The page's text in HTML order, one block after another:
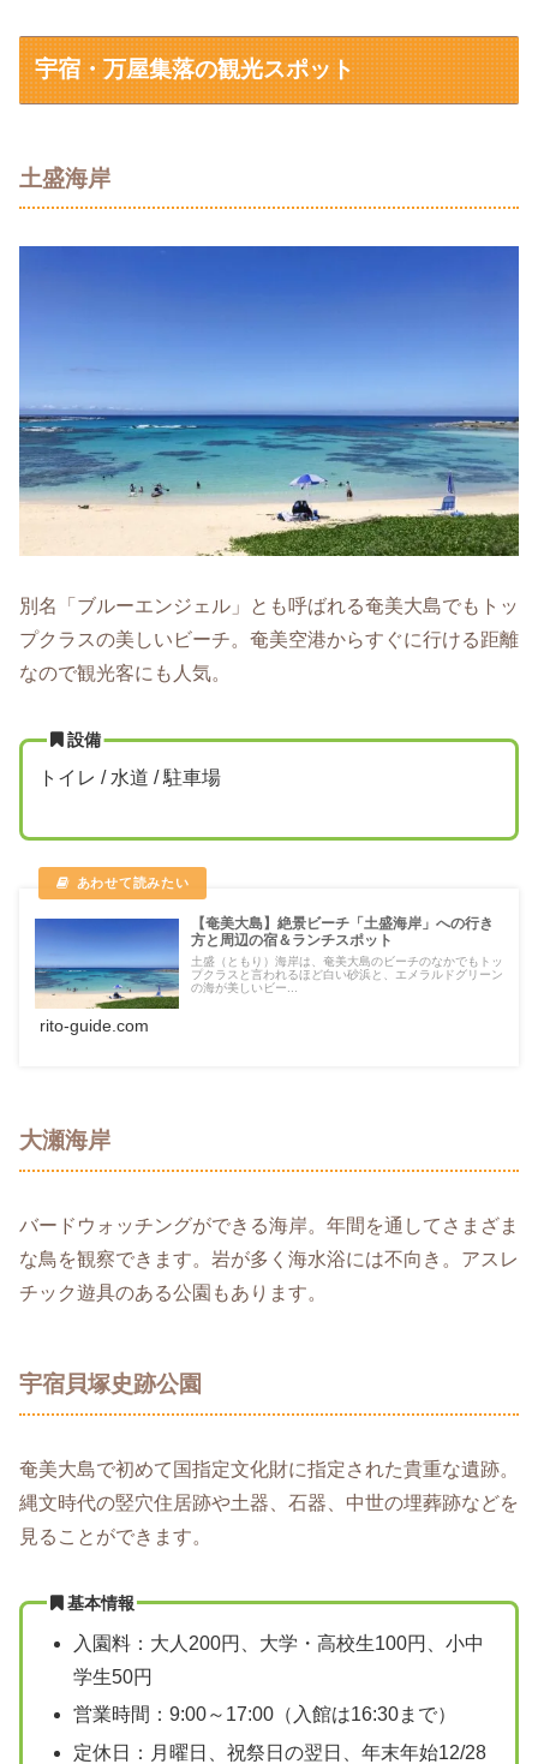
宇宿・万屋集落の観光スポット
土盛海岸
別名「ブルーエンジェル」とも呼ばれる奄美大島でもトッ
プクラスの美しいビーチ。奄美空港からすぐに行ける距離
なので観光客にも人気。
設備
トイレ / 水道 / 駐車場
【奄美大島】絶景ビーチ「土盛海岸」への行き
方と周辺の宿＆ランチスポット
土盛（ともり）海岸は、奄美大島のビーチのなかでもトッ
プクラスと言われるほど白い砂浜と、エメラルドグリーン
の海が美しいビー...
rito-guide.com
大瀬海岸
バードウォッチングができる海岸。年間を通してさまざま
な鳥を観察できます。岩が多く海水浴には不向き。アスレ
チック遊具のある公園もあります。
宇宿貝塚史跡公園
奄美大島で初めて国指定文化財に指定された貴重な遺跡。
縄文時代の竪穴住居跡や土器、石器、中世の埋葬跡などを
見ることができます。
基本情報
入園料：大人200円、大学・高校生100円、小中
学生50円
営業時間：9:00～17:00（入館は16:30まで）
定休日：月曜日、祝祭日の翌日、年末年始12/28